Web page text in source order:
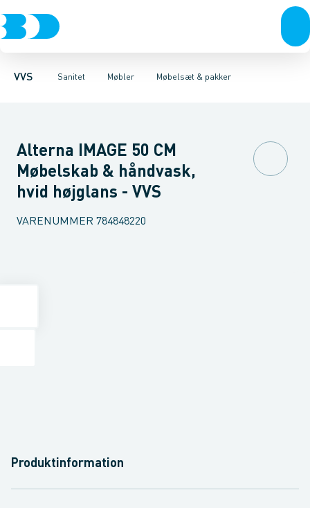
VVS Sanitet
Rør & fittingsPressfittings & rørKuglehaner & ventiler
Møbler
Toiletter, sæder og cisterner VaskeArmaturer
Møbelsæt & pakker
Møbelsæt & pakkerUnderskabeHøjskabeOverskabe
Alterna IMAGE 50 CM
Møbelskab & håndvask,
hvid højglans - VVS
VARENUMMER 784848220
Produktinformation